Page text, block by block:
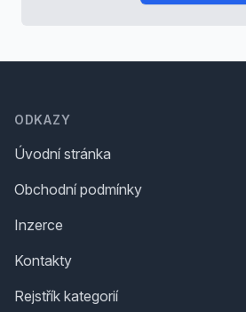
ODKAZY
Úvodní stránka
Obchodní podmínky
Inzerce
Kontakty
Rejstřík kategorií